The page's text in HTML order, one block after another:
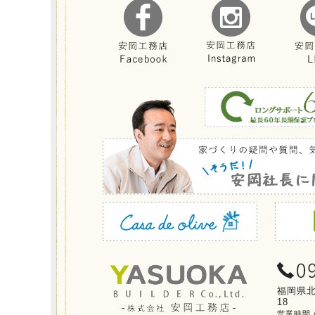
福岡県
18